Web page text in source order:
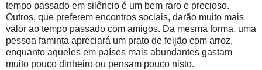
tempo passado em silêncio é um bem raro e precioso.
Outros, que preferem encontros sociais, darão muito mais
valor ao tempo passado com amigos. Da mesma forma, uma
pessoa faminta apreciará um prato de feijão com arroz,
enquanto aqueles em países mais abundantes gastam
muito pouco dinheiro ou pensam pouco nisto.